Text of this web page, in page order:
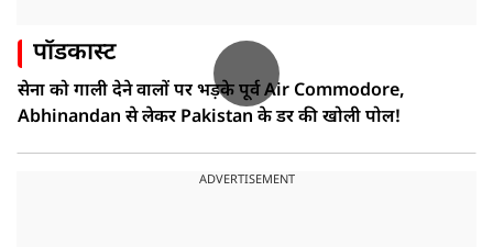
पॉडकास्ट
सेना को गाली देने वालों पर भड़के पूर्व Air Commodore,
Abhinandan से लेकर Pakistan के डर की खोली पोल!
ADVERTISEMENT